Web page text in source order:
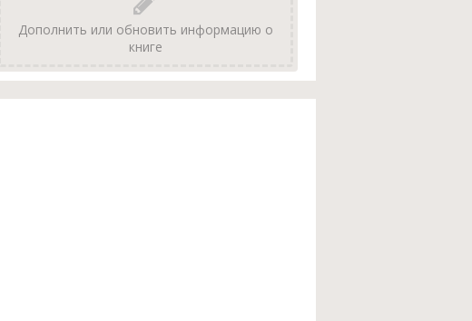
Дополнить или обновить информацию о
книге